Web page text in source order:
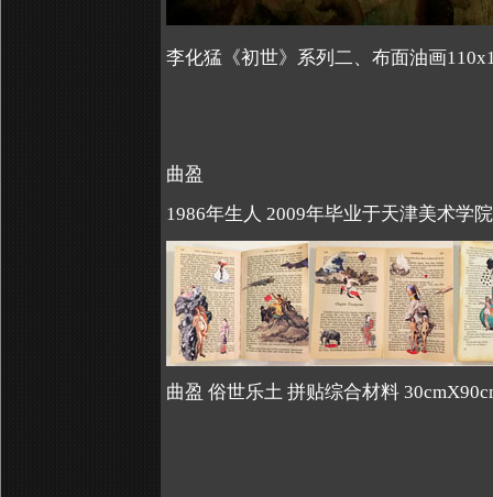
李化猛《初世》系列二、布面油画
曲盈
1986年生人 2009年毕业于天津美术学
曲盈 俗世乐土 拼贴综合材料